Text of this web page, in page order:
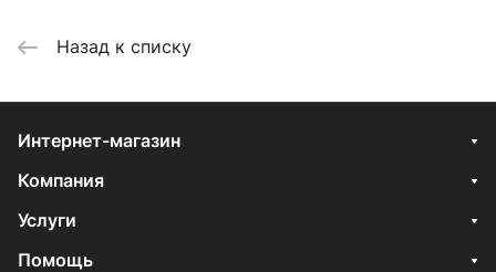
Назад к списку
Интернет-магазин
Компания
Услуги
Помощь